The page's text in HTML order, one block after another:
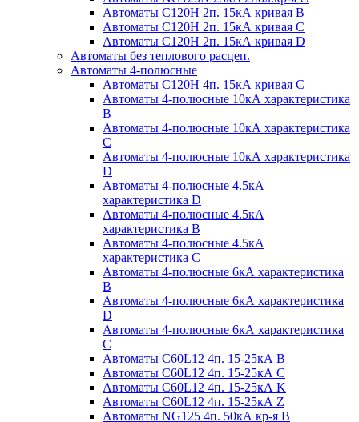
Автоматы С120H 2п. 15кА кривая B
Автоматы С120H 2п. 15кА кривая C
Автоматы С120H 2п. 15кА кривая D
Автоматы без теплового расцеп.
Автоматы 4-полюсные
Автоматы С120H 4п. 15кА кривая C
Автоматы 4-полюсные 10кА характеристика
B
Автоматы 4-полюсные 10кА характеристика
C
Автоматы 4-полюсные 10кА характеристика
D
Автоматы 4-полюсные 4.5кА
характеристика D
Автоматы 4-полюсные 4.5кА
характеристика В
Автоматы 4-полюсные 4.5кА
характеристика С
Автоматы 4-полюсные 6кА характеристика
B
Автоматы 4-полюсные 6кА характеристика
D
Автоматы 4-полюсные 6кА характеристика
С
Автоматы C60L12 4п. 15-25кА B
Автоматы C60L12 4п. 15-25кА C
Автоматы C60L12 4п. 15-25кА K
Автоматы C60L12 4п. 15-25кА Z
Автоматы NG125 4п. 50кА кр-я B